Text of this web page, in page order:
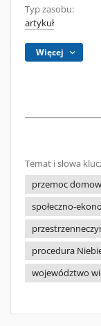
Typ zasobu:
artykuł
Więcej
Temat i słowa
przemoc
społeczno-
procedura
województwo